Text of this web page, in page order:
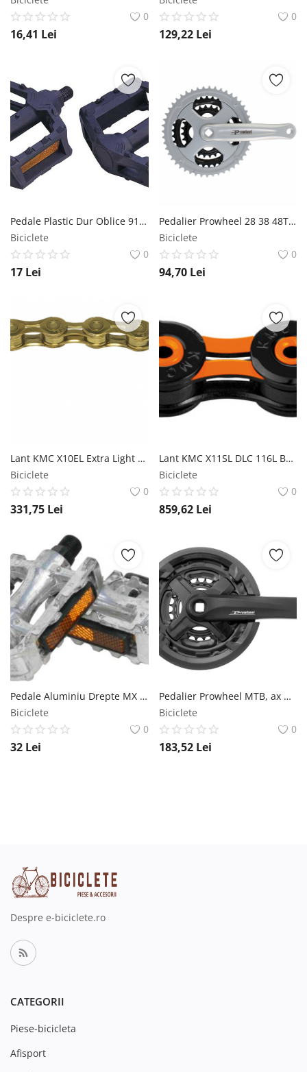
0
16,41 Lei
0
129,22 Lei
Pedale Plastic Dur Oblice 9161 MX Biciclete
Biciclete
0
17 Lei
Pedalier Prowheel 28 38 48T Ax Patrat Alu 170mm Argintiu Prowheel
Biciclete
0
94,70 Lei
Lant KMC X10EL Extra Light 114L Bolt-5.88mm 10V Auriu KMC
Biciclete
0
331,75 Lei
Lant KMC X11SL DLC 116L Bolt-5.5mm 11V Negru Portocaliu KMC
Biciclete
0
859,62 Lei
Pedale Aluminiu Drepte MX Biciclete
Biciclete
0
32 Lei
Pedalier Prowheel MTB, ax patrat, 42 34 24T, aluminiu, 170mm Prowheel
Biciclete
0
183,52 Lei
Despre e-biciclete.ro
CATEGORII
Piese-bicicleta
Afisport